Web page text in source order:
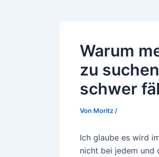
Warum
zu
schwer
Von Moritz /
Ich glaube es wird
nicht bei jedem und